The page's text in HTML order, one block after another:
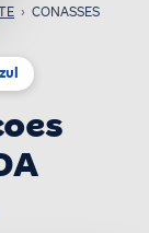
› CONASSES